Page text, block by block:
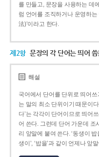
를 만들고, 문장을 사용하는 데
럼 언어를 조직하거나 운영하
法)’이라고 한다.
제2항 문장의 각 단어는 띄어 씀
해설
국어에서 단어를 단위로 띄어
는 말의 최소 단위이기 때문이다.
다’는 각각이 단어이므로 띄어
어 쓴다. 그런데 단어 가운데
리 앞말에 붙여 쓴다. ‘동생이 밥
생이’, ‘밥을’과 같이 언제나 앞